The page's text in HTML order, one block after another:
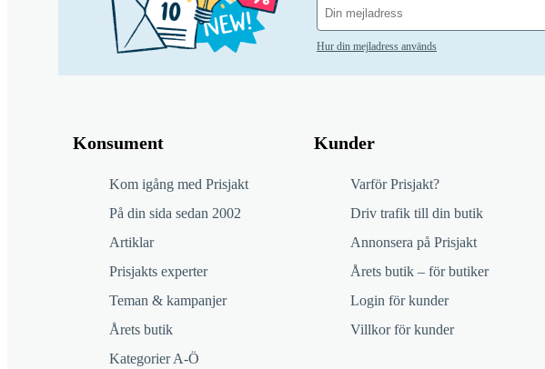
Hur din mejladress används
Konsument
Kom igång med Prisjakt
På din sida sedan 2002
Artiklar
Prisjakts experter
Teman & kampanjer
Årets butik
Kategorier A-Ö
Kunder
Varför Prisjakt?
Driv trafik till din butik
Annonsera på Prisjakt
Årets butik – för butiker
Login för kunder
Villkor för kunder